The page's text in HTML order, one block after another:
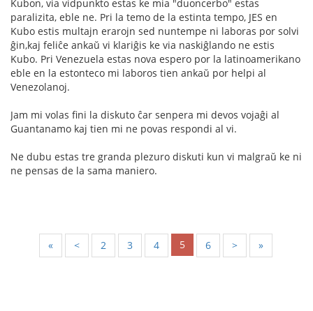
Kubon, via vidpunkto estas ke mia "duoncerbo" estas
paralizita, eble ne. Pri la temo de la estinta tempo, JES en
Kubo estis multajn erarojn sed nuntempe ni laboras por solvi
ĝin,kaj feliĉe ankaŭ vi klariĝis ke via naskiĝlando ne estis
Kubo. Pri Venezuela estas nova espero por la latinoamerikano
eble en la estonteco mi laboros tien ankaŭ por helpi al
Venezolanoj.
Jam mi volas fini la diskuto ĉar senpera mi devos vojaĝi al
Guantanamo kaj tien mi ne povas respondi al vi.
Ne dubu estas tre granda plezuro diskuti kun vi malgraŭ ke ni
ne pensas de la sama maniero.
« < 2 3 4 5 6 > »